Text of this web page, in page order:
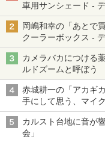
車用サンシェード -
岡嶋和幸の「あとで
クーラーボックス -
カメラバカにつける
ルドズームと呼ぼう
赤城耕一の「アカギ
手にして思う、マイ
カルスト台地に音が
会」